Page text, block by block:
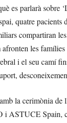
es parlarà sobre
quatre pacients
compartiran
les
i el seu camí
la cerimònia de
i ASTUCE Spain,